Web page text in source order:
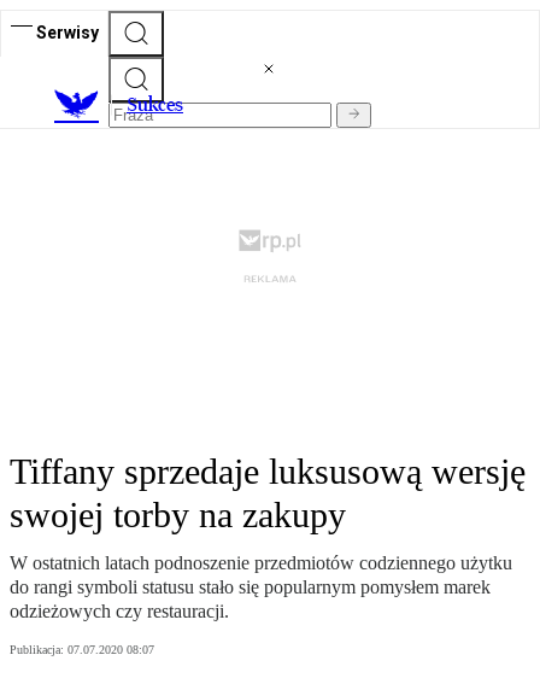
Serwisy
Sukces
Tiffany sprzedaje luksusową wersję
swojej torby na zakupy
W ostatnich latach podnoszenie przedmiotów codziennego użytku
do rangi symboli statusu stało się popularnym pomysłem marek
odzieżowych czy restauracji.
Publikacja: 07.07.2020 08:07